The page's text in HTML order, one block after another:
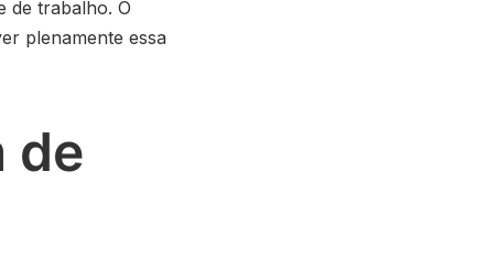
de trabalho. O
plenamente essa
de